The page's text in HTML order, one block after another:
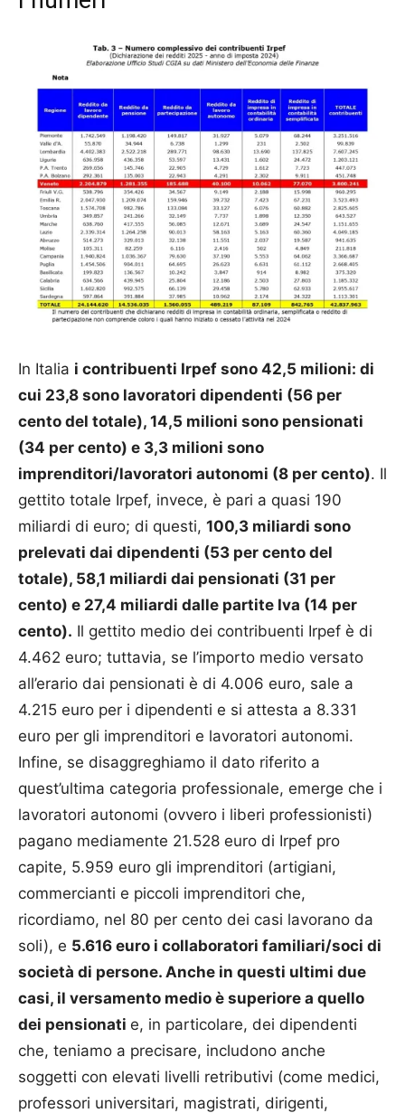
In Italia i contribuenti Irpef sono 42,5 milioni: di
cui 23,8 sono lavoratori dipendenti (56 per
cento del totale), 14,5 milioni sono pensionati
(34 per cento) e 3,3 milioni sono
imprenditori/lavoratori autonomi (8 per cento). Il
gettito totale Irpef, invece, è pari a quasi 190
miliardi di euro; di questi, 100,3 miliardi sono
prelevati dai dipendenti (53 per cento del
totale), 58,1 miliardi dai pensionati (31 per
cento) e 27,4 miliardi dalle partite Iva (14 per
cento). Il gettito medio dei contribuenti Irpef è di
4.462 euro; tuttavia, se l’importo medio versato
all’erario dai pensionati è di 4.006 euro, sale a
4.215 euro per i dipendenti e si attesta a 8.331
euro per gli imprenditori e lavoratori autonomi.
Infine, se disaggreghiamo il dato riferito a
quest’ultima categoria professionale, emerge che i
lavoratori autonomi (ovvero i liberi professionisti)
pagano mediamente 21.528 euro di Irpef pro
capite, 5.959 euro gli imprenditori (artigiani,
commercianti e piccoli imprenditori che,
ricordiamo, nel 80 per cento dei casi lavorano da
soli), e 5.616 euro i collaboratori familiari/soci di
società di persone. Anche in questi ultimi due
casi, il versamento medio è superiore a quello
dei pensionati e, in particolare, dei dipendenti
che, teniamo a precisare, includono anche
soggetti con elevati livelli retributivi (come medici,
professori universitari, magistrati, dirigenti,